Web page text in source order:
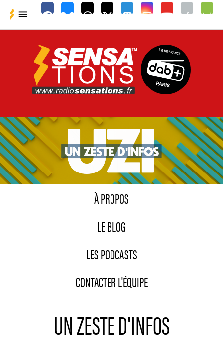

À PROPOS
LE BLOG
LES PODCASTS
CONTACTER L'ÉQUIPE
UN ZESTE D'INFOS